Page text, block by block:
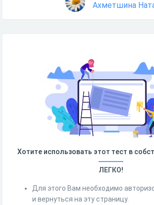
Ахметшина
Хотите использовать этот тест в
ЛЕГКО!
Для этого Вам необходимо
и вернуться на эту страницу.